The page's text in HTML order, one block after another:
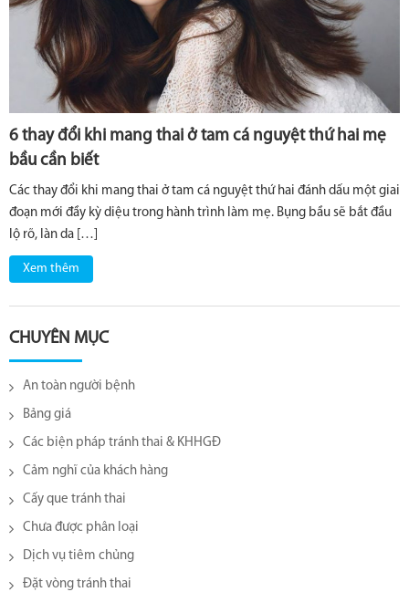
6 thay đổi khi mang thai ở tam cá nguyệt thứ hai mẹ
bầu cần biết
Các thay đổi khi mang thai ở tam cá nguyệt thứ hai đánh dấu một giai
đoạn mới đầy kỳ diệu trong hành trình làm mẹ. Bụng bầu sẽ bắt đầu
lộ rõ, làn da […]
Xem thêm
CHUYÊN MỤC
An toàn người bệnh
Bảng giá
Các biện pháp tránh thai & KHHGĐ
Cảm nghĩ của khách hàng
Cấy que tránh thai
Chưa được phân loại
Dịch vụ tiêm chủng
Đặt vòng tránh thai